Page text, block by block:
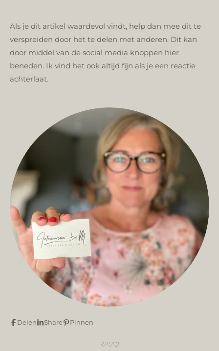
Als je dit artikel waardevol vindt, help dan mee dit te
verspreiden door het te delen met anderen. Dit kan
door middel van de social media knoppen hier
beneden. Ik vind het ook altijd fijn als je een reactie
achterlaat.
Delen Share Pinnen
♡♡♡